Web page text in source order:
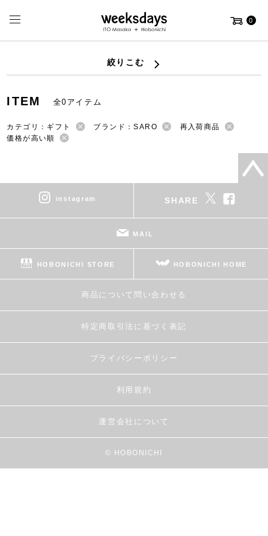
0
絞りこむ
ITEM 全0アイテム
カテゴリ：ギフト ブランド：SARO
再入荷商品
価格が高い順
instagram SHARE
MAIL
HOBONICHI STORE HOBONICHI HOME
商品について問い合わせる
特定商取引法に基づく表記
プライバシーポリシー
利用規約
運営会社について
© HOBONICHI